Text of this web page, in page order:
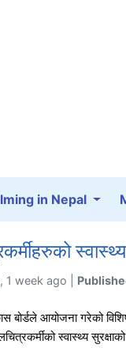
in Nepal
1 week ago |
बोर्डले आयोजना गरेको
स्वास्थ्य सुरक्षाको